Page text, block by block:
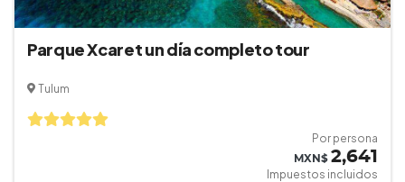
Parque Xcaret un día completo tour
Tulum
Por persona
MXN$ 2,641
Impuestos incluidos